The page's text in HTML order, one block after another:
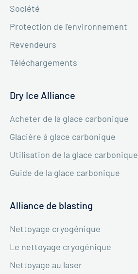
Société
Protection de l'environnement
Revendeurs
Téléchargements
Dry Ice Alliance
Acheter de la glace carbonique
Glacière à glace carbonique
Utilisation de la glace carbonique
Guide de la glace carbonique
Alliance de blasting
Nettoyage cryogénique
Le nettoyage cryogénique
Nettoyage au laser